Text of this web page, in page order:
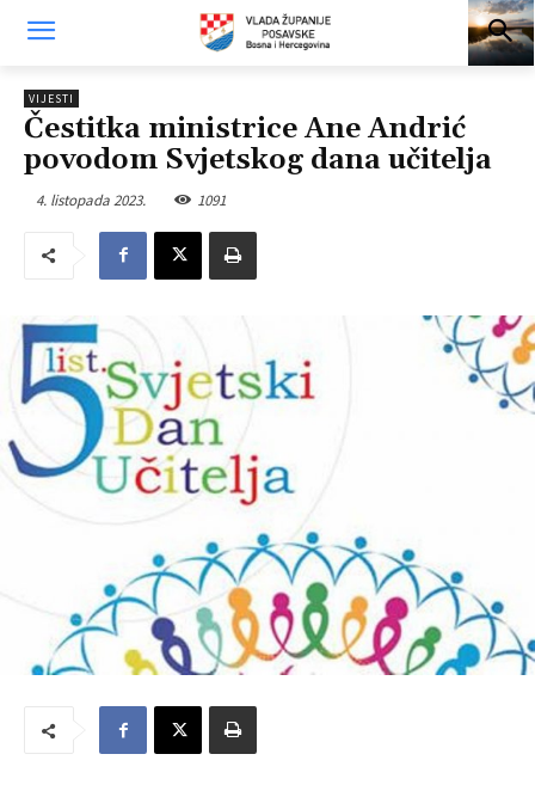
VIJESTI
Čestitka ministrice Ane Andrić
povodom Svjetskog dana učitelja
4. listopada 2023. 1091